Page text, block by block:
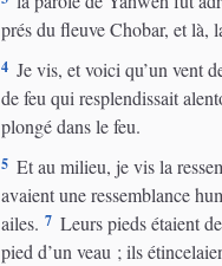
prés du fleuve Chobar, et là,
4 Je vis, et voici qu’un vent
de feu qui resplendissait
plongé dans le feu.
5 Et au milieu, je vis la
avaient une ressemblance
ailes. 7 Leurs pieds étaient
pied d’un veau ; ils